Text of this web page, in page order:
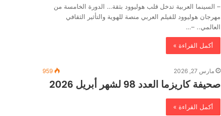
– السينما العربية تدخل قلب هوليوود بثقة… الدورة الخامسة من
مهرجان هوليوود للفيلم العربي منصة للهوية والتأثير الثقافي
العالمي.. –…
أكمل القراءة »
مارس 27, 2026 959
صحيفة كاريزما العدد 98 لشهر أبريل 2026
أكمل القراءة »